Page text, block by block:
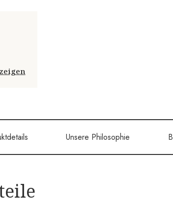
Unsere Philosophie